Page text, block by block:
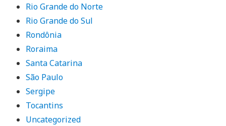
Rio Grande do Norte
Rio Grande do Sul
Rondônia
Roraima
Santa Catarina
São Paulo
Sergipe
Tocantins
Uncategorized